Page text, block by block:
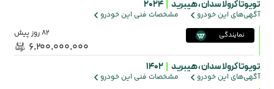
تویوتا کرولا سدان ،هیبرید 2024
آگهی‌های این خودرو مشخصات فنی این خودرو
نمایندگی 82 روز پیش
۶٬۲۰۰٬۰۰۰٬۰۰۰
تویوتا کرولا سدان ،هیبرید 1402
آگهی‌های این خودرو مشخصات فنی این خودرو